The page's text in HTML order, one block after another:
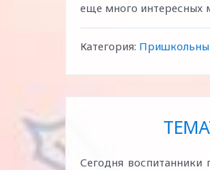
еще много интересных
Категория:
Сегодня